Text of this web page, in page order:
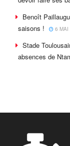
Benoît
saisons !
6 MAI
Stade
absences de